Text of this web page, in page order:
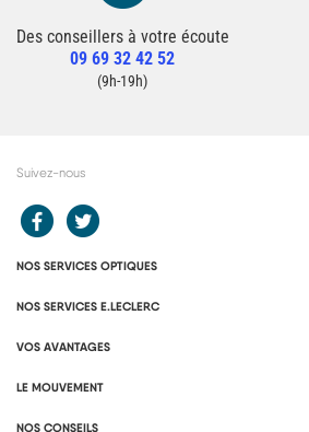
Redirection vers la page Contact du site
Des conseillers à votre écoute
09 69 32 42 52
Contacter un conseiller
(9h-19h)
Suivez-nous
Redirection vers le compte Facebook E.Leclerc
NOS SERVICES OPTIQUES
NOS SERVICES E.LECLERC
VOS AVANTAGES
LE MOUVEMENT
NOS CONSEILS